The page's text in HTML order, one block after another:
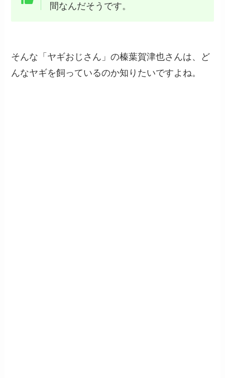
間なんだそうです。
そんな「ヤギおじさん」の榛葉賀津也さんは、ど
んなヤギを飼っているのか知りたいですよね。